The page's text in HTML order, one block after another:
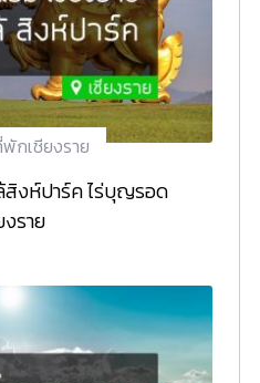
กเชียงราย
สิงห์ปาร์ค ไร่บุญรอด
งราย